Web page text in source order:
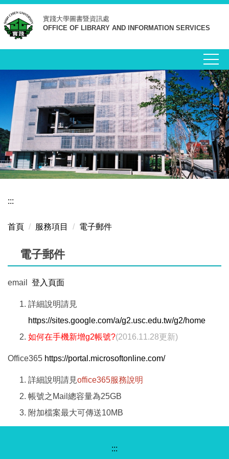
跳
到
主
要
實踐大學圖書暨資訊處
OFFICE OF LIBRARY AND INFORMATION SERVICES
:::
首頁 服務項目 電子郵件
電子郵件
email 登入頁面
詳細說明請見
https://sites.google.com/a/g2.usc.edu.tw/g2/home
如何在手機新增g2帳號?(2016.11.28更新)
Office365 https://portal.microsoftonline.com/
詳細說明請見office365服務說明
帳號之Mail總容量為25GB
附加檔案最大可傳送10MB
:::